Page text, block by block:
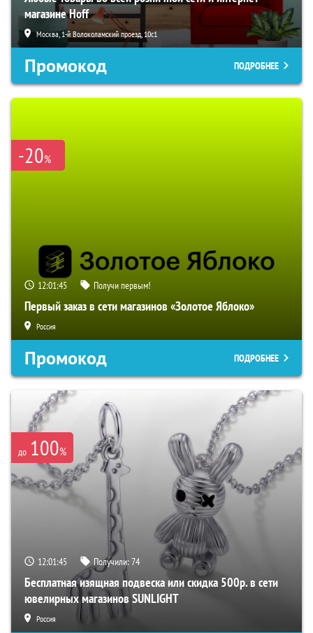
магазине Hoff
Москва, 1-й Волоколамский проезд, 10с1
Промокод ПОДРОБНЕЕ
-20%
12:01:44 Получи первым!
Первый заказ в сети магазинов «Золотое Яблоко»
Россия
Промокод ПОДРОБНЕЕ
до 100%
12:01:44 Получили:74
Бесплатная изящная подвеска или скидка 500р. в сети
ювелирных магазинов SUNLIGHT
Россия